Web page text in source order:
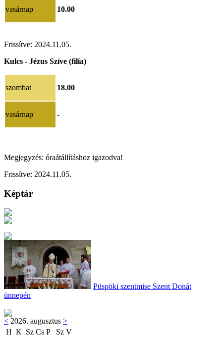
vasárnap 10.00
Frissítve: 2024.11.05.
Kulcs - Jézus Szíve (filia)
szombat 18.00
vasárnap -
Megjegyzés: óraátállításhoz igazodva!
Frissítve: 2024.11.05.
Képtár
Püspöki szentmise Szent Donát
ünnepén
< 2026. augusztus >
H K Sz Cs P Sz V